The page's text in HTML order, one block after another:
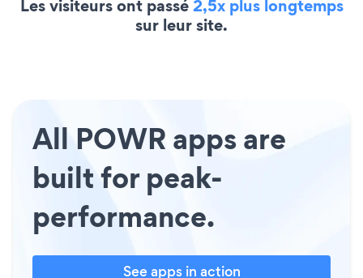
Les visiteurs ont passé2,5x plus longtemps
sur leur site.
All POWR apps are
built for peak-
performance.
See apps in action